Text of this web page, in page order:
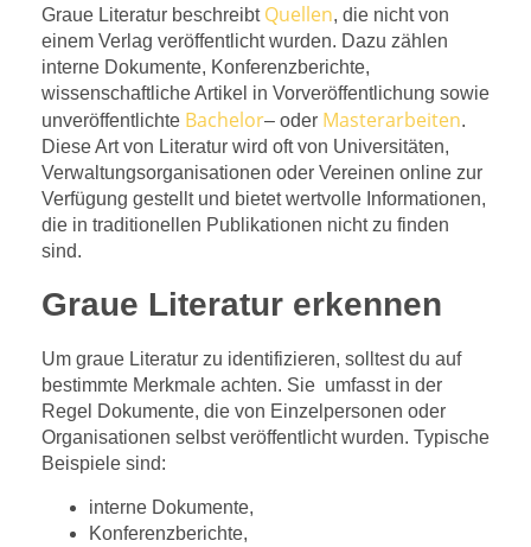
Graue Literatur beschreibt Quellen, die nicht von
einem Verlag veröffentlicht wurden. Dazu zählen
interne Dokumente, Konferenzberichte,
wissenschaftliche Artikel in Vorveröffentlichung sowie
unveröffentlichte Bachelor– oder Masterarbeiten.
Diese Art von Literatur wird oft von Universitäten,
Verwaltungsorganisationen oder Vereinen online zur
Verfügung gestellt und bietet wertvolle Informationen,
die in traditionellen Publikationen nicht zu finden
sind.
Graue Literatur erkennen
Um graue Literatur zu identifizieren, solltest du auf
bestimmte Merkmale achten. Sie umfasst in der
Regel Dokumente, die von Einzelpersonen oder
Organisationen selbst veröffentlicht wurden. Typische
Beispiele sind:
interne Dokumente,
Konferenzberichte,